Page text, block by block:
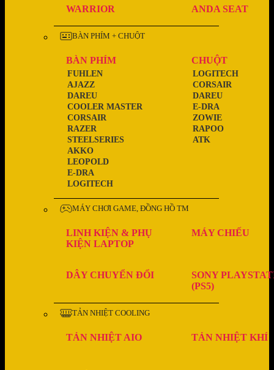
WARRIOR
ANDA SEAT
BÀN PHÍM + CHUỘT
BÀN PHÍM
LOGITECH
E-DRA
LEOPOLD
AKKO
STEELSERIES
RAZER
CORSAIR
COOLER MASTER
DAREU
AJAZZ
FUHLEN
CHUỘT
ATK
RAPOO
ZOWIE
E-DRA
DAREU
CORSAIR
LOGITECH
MÁY CHƠI GAME, ĐỒNG HỒ TM
LINH KIỆN & PHỤ
KIỆN LAPTOP
MÁY CHIẾU
DÂY CHUYỂN ĐỔI
SONY
(PS5)
TẢN NHIỆT COOLING
TẢN NHIỆT AIO TẢN NHIỆT KHÍ